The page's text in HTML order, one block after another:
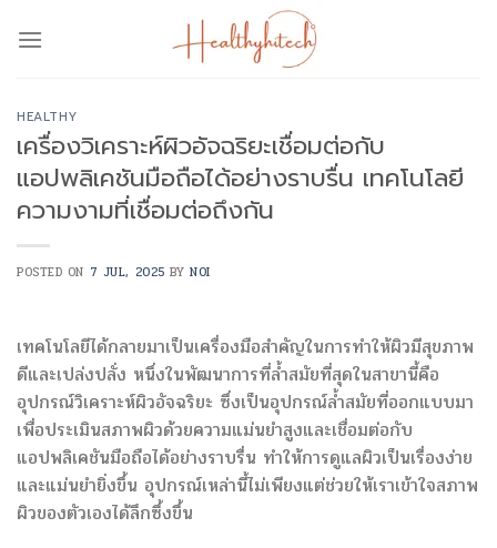
HEALTHY
เครื่องวิเคราะห์ผิวอัจฉริยะเชื่อมต่อกับ
แอปพลิเคชันมือถือได้อย่างราบรื่น เทคโนโลยี
ความงามที่เชื่อมต่อถึงกัน
POSTED ON 7 JUL, 2025 BYNOI
เทคโนโลยีได้กลายมาเป็นเครื่องมือสำคัญในการทำให้ผิวมีสุขภาพ
ดีและเปล่งปลั่ง หนึ่งในพัฒนาการที่ล้ำสมัยที่สุดในสาขานี้คือ
อุปกรณ์วิเคราะห์ผิวอัจฉริยะ ซึ่งเป็นอุปกรณ์ล้ำสมัยที่ออกแบบมา
เพื่อประเมินสภาพผิวด้วยความแม่นยำสูงและเชื่อมต่อกับ
แอปพลิเคชันมือถือได้อย่างราบรื่น ทำให้การดูแลผิวเป็นเรื่องง่าย
และแม่นยำยิ่งขึ้น อุปกรณ์เหล่านี้ไม่เพียงแต่ช่วยให้เราเข้าใจสภาพ
ผิวของตัวเองได้ลึกซึ้งขึ้น